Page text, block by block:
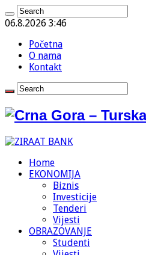
06.8.2026 3:46
Početna
O nama
Kontakt
Home
EKONOMIJA
Biznis
Investicije
Tenderi
Vijesti
OBRAZOVANJE
Studenti